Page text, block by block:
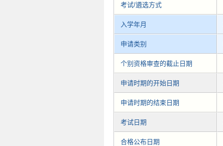
考试/遴选方式
入学年月
申请类别
个别资格审查的截止日期
申请时期的开始日期
申请时期的结束日期
考试日期
合格公布日期